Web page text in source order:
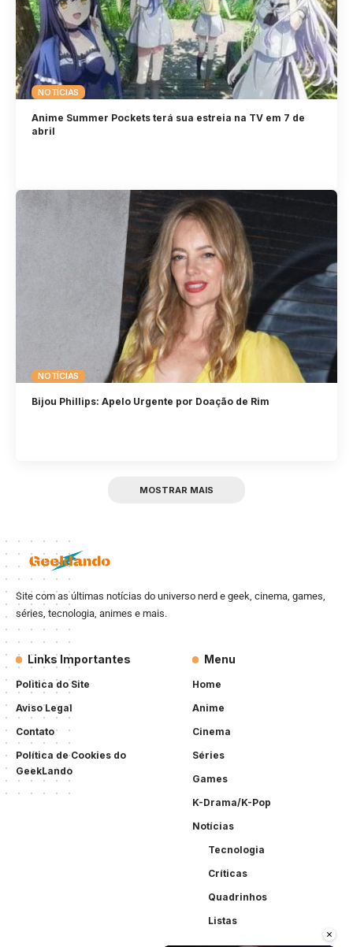
×
NOTÍCIAS
Anime Summer Pockets terá sua estreia na TV em 7 de
abril
NOTÍCIAS
Bijou Phillips: Apelo Urgente por Doação de Rim
MOSTRAR MAIS
Site com as últimas notícias do universo nerd e geek, cinema, games,
séries, tecnologia, animes e mais.
Links Importantes
Politica do Site
Aviso Legal
Contato
Política de Cookies do
GeekLando
Menu
Home
Anime
Cinema
Séries
Games
K-Drama/K-Pop
Notícias
Tecnologia
Críticas
Quadrinhos
Listas